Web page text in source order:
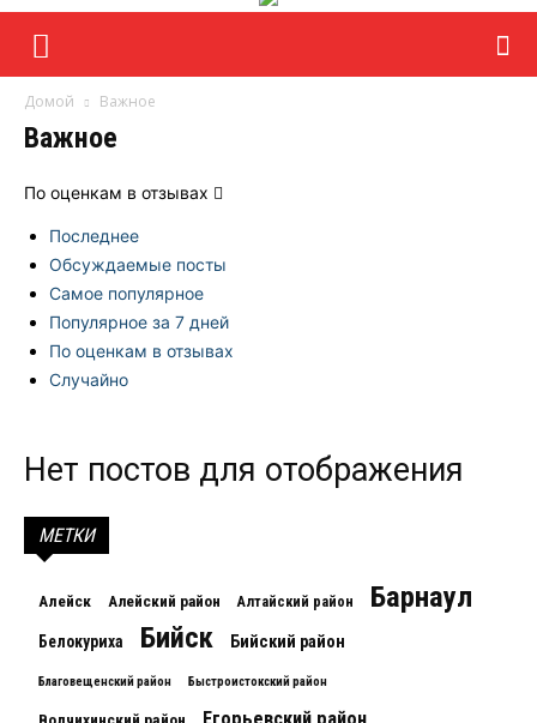
Домой Важное
Важное
По оценкам в отзывах
Последнее
Обсуждаемые посты
Самое популярное
Популярное за 7 дней
По оценкам в отзывах
Случайно
Нет постов для отображения
МЕТКИ
Алейск Алейский район Алтайский район Барнаул
Белокуриха Бийск Бийский район
Благовещенский район Быстроистокский район